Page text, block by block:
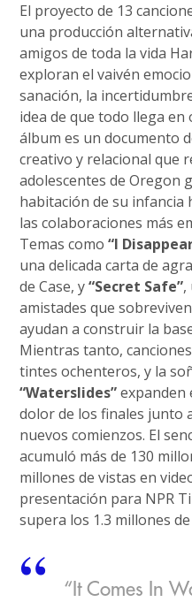
El proyecto de 13
una producción
amigos de toda la vida
exploran el vaivén
sanación, la
idea de que todo llega en
álbum es un documento
creativo y relacional que
adolescentes de Oregon
habitación de su infancia
las colaboraciones más
Temas como“I
una delicada carta de
de Case, y“Secret Safe”,
amistades que
ayudan a construir la
Mientras tanto,
tintes ochenteros, y la
“Waterslides”expanden
dolor de los finales junto
nuevos comienzos. El
acumuló más de 130
millones de vistas en
presentación para NPR
supera los 1.3 millones
“It Comes In